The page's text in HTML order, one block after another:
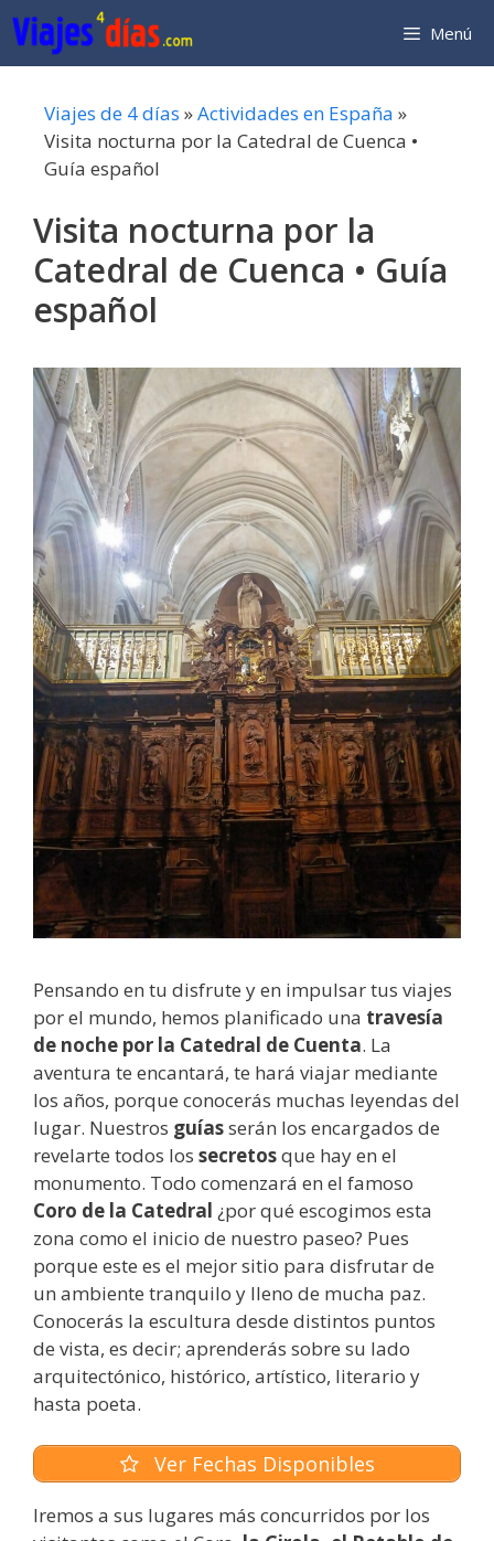
Saltar
al
contenido
Menú
Viajes de 4 días »Actividades en España »
Visita nocturna por la Catedral de Cuenca •
Guía español
Visita nocturna por la
Catedral de Cuenca • Guía
español
Pensando en tu disfrute y en impulsar tus viajes
por el mundo, hemos planificado una travesía
de noche por la Catedral de Cuenta. La
aventura te encantará, te hará viajar mediante
los años, porque conocerás muchas leyendas del
lugar. Nuestros guíasserán los encargados de
revelarte todos los secretosque hay en el
monumento. Todo comenzará en el famoso
Coro de la Catedral ¿por qué escogimos esta
zona como el inicio de nuestro paseo? Pues
porque este es el mejor sitio para disfrutar de
un ambiente tranquilo y lleno de mucha paz.
Conocerás la escultura desde distintos puntos
de vista, es decir; aprenderás sobre su lado
arquitectónico, histórico, artístico, literario y
hasta poeta.
Ver Fechas Disponibles
Iremos a sus lugares más concurridos por los